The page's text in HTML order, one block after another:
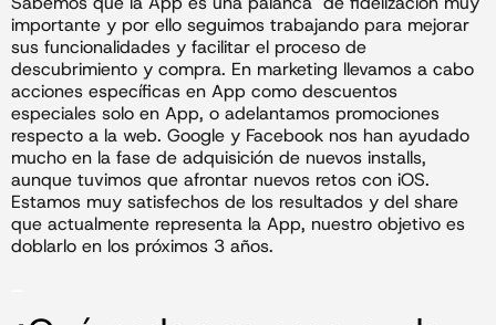
importante y por ello seguimos trabajando para mejorar
sus funcionalidades y facilitar el proceso de
descubrimiento y compra. En marketing llevamos a cabo
acciones específicas en App como descuentos
especiales solo en App, o adelantamos promociones
respecto a la web. Google y Facebook nos han ayudado
mucho en la fase de adquisición de nuevos installs,
aunque tuvimos que afrontar nuevos retos con iOS.
Estamos muy satisfechos de los resultados y del share
que actualmente representa la App, nuestro objetivo es
doblarlo en los próximos 3 años.